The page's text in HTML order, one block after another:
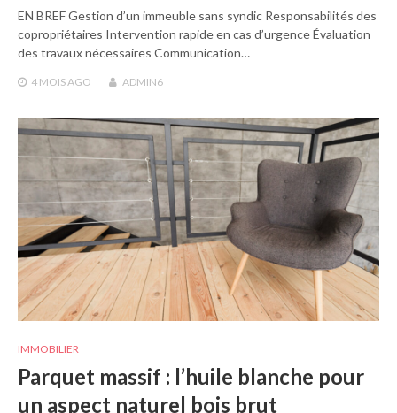
EN BREF Gestion d’un immeuble sans syndic Responsabilités des
copropriétaires Intervention rapide en cas d’urgence Évaluation
des travaux nécessaires Communication…
4 MOISAGO ADMIN6
IMMOBILIER
Parquet massif : l’huile blanche pour
un aspect naturel bois brut